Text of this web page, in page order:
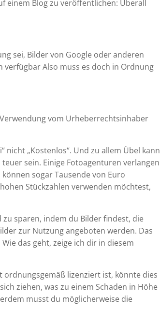
einem Blog zu veröffentlichen: Überall
sei, Bilder von Google oder anderen
Also muss es doch in Ordnung
vom Urheberrechtsinhaber
nicht „Kostenlos“. Und zu allem Übel kann
sein. Einige Fotoagenturen verlangen
sogar Tausende von Euro
Stückzahlen verwenden möchtest,
zu sparen, indem du Bilder findest, die
zur Nutzung angeboten werden. Das
das geht, zeige ich dir in diesem
lizenziert ist, könnte dies
ziehen, was zu einem Schaden in Höhe
musst du möglicherweise die